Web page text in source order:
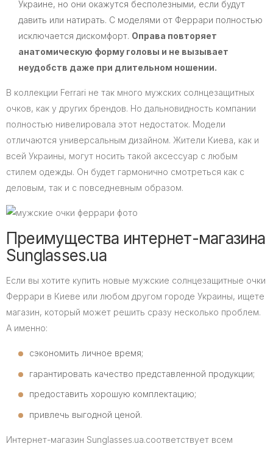
Украине, но они окажутся бесполезными, если будут
давить или натирать. С моделями от Феррари полностью
исключается дискомфорт. Оправа повторяет
анатомическую форму головы и не вызывает
неудобств даже при длительном ношении.
В коллекции Ferrari не так много мужских солнцезащитных
очков, как у других брендов. Но дальновидность компании
полностью нивелировала этот недостаток. Модели
отличаются универсальным дизайном. Жители Киева, как и
всей Украины, могут носить такой аксессуар с любым
стилем одежды. Он будет гармонично смотреться как с
деловым, так и с повседневным образом.
Преимущества интернет-магазина
Sunglasses.ua
Если вы хотите купить новые мужские солнцезащитные очки
Феррари в Киеве или любом другом городе Украины, ищете
магазин, который может решить сразу несколько проблем.
А именно:
сэкономить личное время;
гарантировать качество представленной продукции;
предоставить хорошую комплектацию;
привлечь выгодной ценой.
Интернет-магазин Sunglasses.ua.соответствует всем